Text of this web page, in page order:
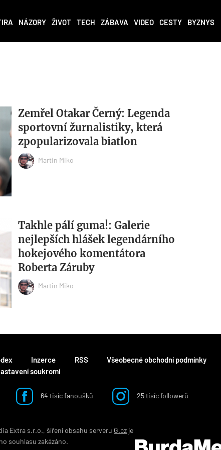
NÁZORY ŽIVOT TECH ZÁBAVA VIDEO CESTY BYZNYS
Zemřel Otakar Černý: Legenda
sportovní žurnalistiky, která
zpopularizovala biatlon
Martin Miko
Takhle pálí guma!: Galerie
nejlepších hlášek legendárního
hokejového komentátora
Roberta Záruby
Martin Miko
Inzerce RSS Všeobecné obchodní podmínky
soukromí
64 tisíc fanoušků 25 tisíc followerů
Extra s.r.o., šíření obsahu serveru G.cz je
souhlasu zakázáno.